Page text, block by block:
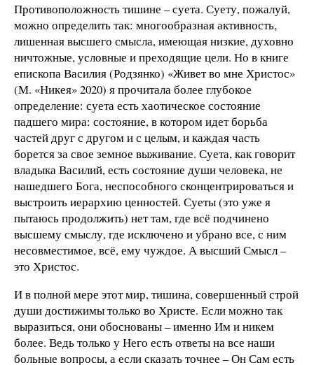
Противоположность тишине – суета. Суету, пожалуй,
можно определить так: многообразная активность,
лишенная высшего смысла, имеющая низкие, духовно
ничтожные, условные и преходящие цели. Но в книге
епископа Василия (Родзянко) «Живет во мне Христос»
(М. «Никея» 2020) я прочитала более глубокое
определение: суета есть хаотическое состояние
падшего мира: состояние, в котором идет борьба
частей друг с другом и с целым, и каждая часть
борется за свое земное выживание. Суета, как говорит
владыка Василий, есть состояние души человека, не
нашедшего Бога, неспособного сконцентрироваться и
выстроить иерархию ценностей. Суеты (это уже я
пытаюсь продолжить) нет там, где всё подчинено
высшему смыслу, где исключено и убрано все, с ним
несовместимое, всё, ему чуждое. А высший Смысл –
это Христос.
И в полной мере этот мир, тишина, совершенный строй
души достижимы только во Христе. Если можно так
выразиться, они обоснованы – именно Им и никем
более. Ведь только у Него есть ответы на все наши
больные вопросы, а если сказать точнее – Он Сам есть